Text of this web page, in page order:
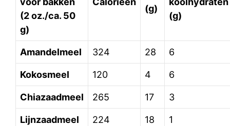
(2 oz./ca. 50
g)
(g)
(g)
Amandelmeel 324 28 6
Kokosmeel 120 4 6
Chiazaadmeel 265 17 3
Lijnzaadmeel 224 18 1